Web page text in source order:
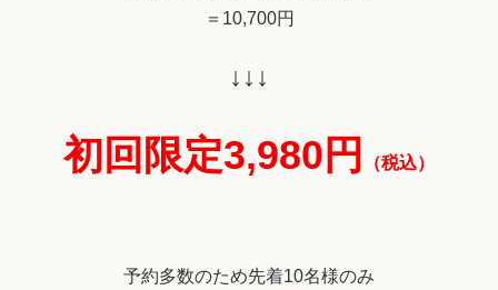
＝10,700円
↓↓↓
初回限定3,980円 （税込）
予約多数のため先着10名様のみ